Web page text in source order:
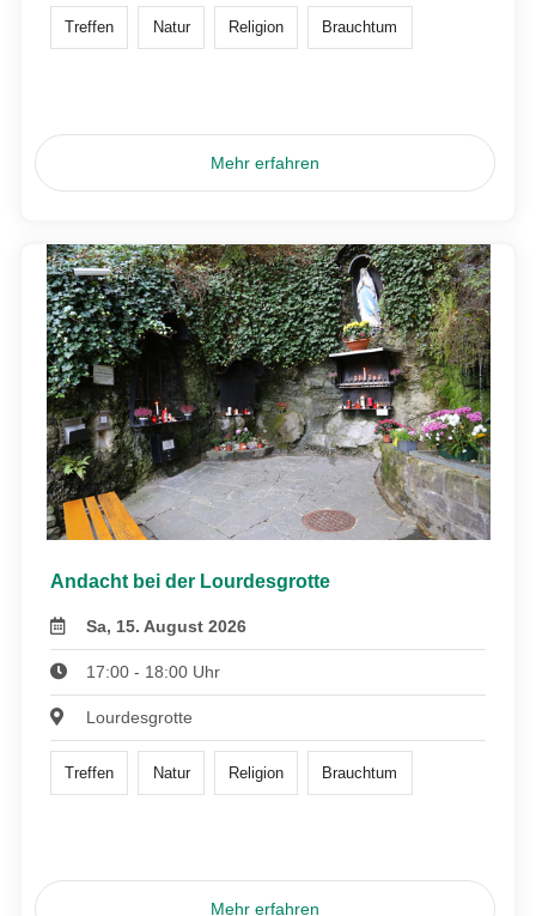
Treffen Natur Religion Brauchtum
Mehr erfahren
Andacht bei der Lourdesgrotte
Sa, 15. August 2026
17:00 - 18:00 Uhr
Lourdesgrotte
Treffen Natur Religion Brauchtum
Mehr erfahren